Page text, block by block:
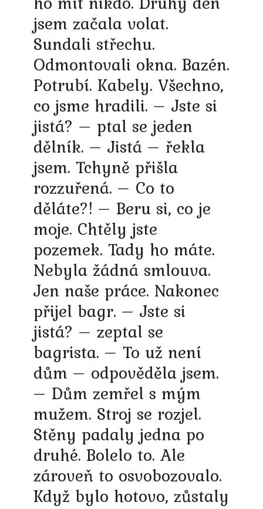
jsem začala volat.
Sundali střechu.
Odmontovali okna. Bazén.
Potrubí. Kabely. Všechno,
co jsme hradili. – Jste si
jistá? – ptal se jeden
dělník. – Jistá – řekla
jsem. Tchyně přišla
rozzuřená. – Co to
děláte?! – Beru si, co je
moje. Chtěly jste
pozemek. Tady ho máte.
Nebyla žádná smlouva.
Jen naše práce. Nakonec
přijel bagr. – Jste si
jistá? – zeptal se
bagrista. – To už není
dům – odpověděla jsem.
– Dům zemřel s mým
mužem. Stroj se rozjel.
Stěny padaly jedna po
druhé. Bolelo to. Ale
zároveň to osvobozovalo.
Když bylo hotovo, zůstaly